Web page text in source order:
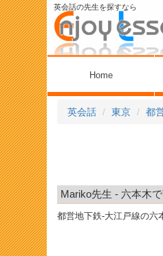
英会話の先生を探すなら
Home
英会話 東京 都
Mariko先生 - 六本木
都営地下鉄-大江戸線の六